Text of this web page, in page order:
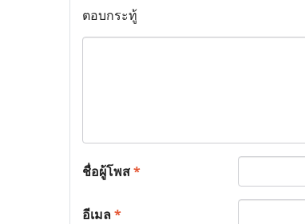
ตอบกระทู้
ชื่อผู้โพส*
อีเมล*